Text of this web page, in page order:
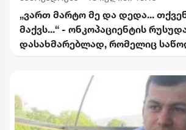
„ვართ მარტო მე და დედა...
მაქვს...“ - ონკოპაციენტის
დასახმარებლად, რომელიც